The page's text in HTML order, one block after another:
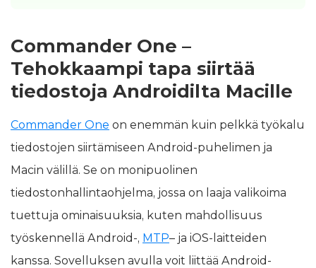
Commander One –
Tehokkaampi tapa siirtää
tiedostoja Androidilta Macille
Commander One on enemmän kuin pelkkä työkalu
tiedostojen siirtämiseen Android-puhelimen ja
Macin välillä. Se on monipuolinen
tiedostonhallintaohjelma, jossa on laaja valikoima
tuettuja ominaisuuksia, kuten mahdollisuus
työskennellä Android-, MTP– ja iOS-laitteiden
kanssa. Sovelluksen avulla voit liittää Android-